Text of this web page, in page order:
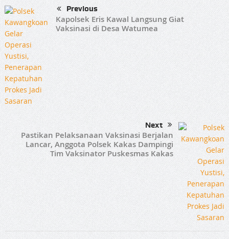
Previous
Kapolsek Eris Kawal Langsung Giat
Vaksinasi di Desa Watumea
Next
Pastikan Pelaksanaan Vaksinasi Berjalan
Lancar, Anggota Polsek Kakas Dampingi
Tim Vaksinator Puskesmas Kakas